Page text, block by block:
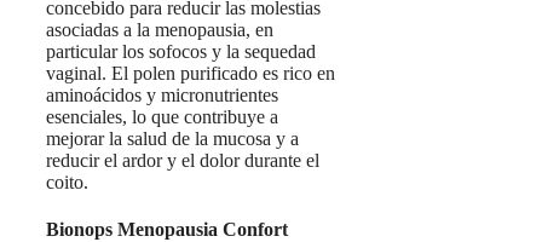
concebido para reducir las molestias
asociadas a la menopausia, en
particular los sofocos y la sequedad
vaginal. El polen purificado es rico en
aminoácidos y micronutrientes
esenciales, lo que contribuye a
mejorar la salud de la mucosa y a
reducir el ardor y el dolor durante el
coito.
Bionops Menopausia Confort